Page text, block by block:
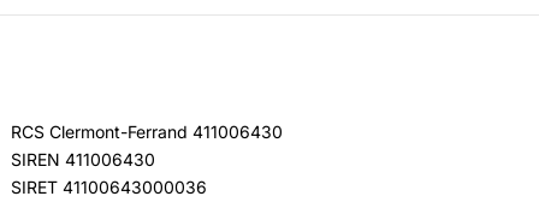
RCS Clermont-Ferrand 411006430
SIREN 411006430
SIRET 41100643000036